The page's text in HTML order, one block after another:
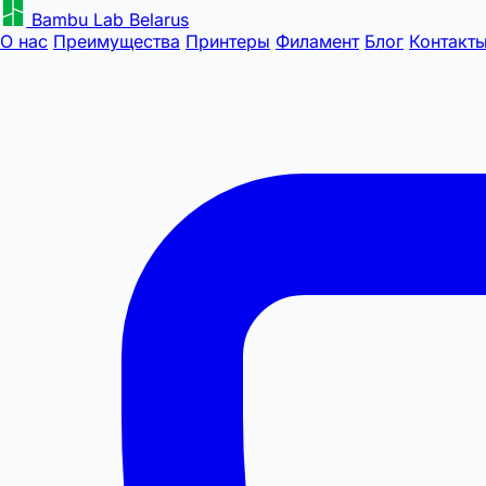
Bambu Lab Belarus
О нас Преимущества Принтеры Филамент Блог